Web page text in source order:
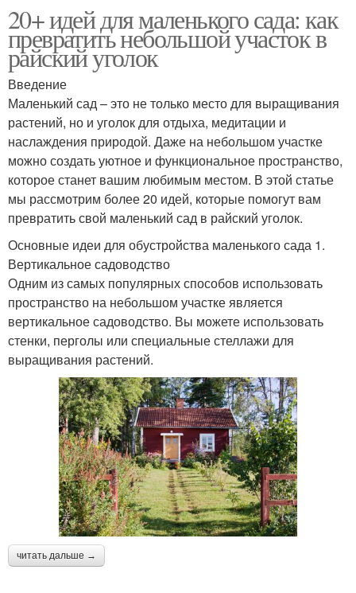
20+ идей для маленького сада: как
превратить небольшой участок в
райский уголок
Введение
Маленький сад – это не только место для выращивания
растений, но и уголок для отдыха, медитации и
наслаждения природой. Даже на небольшом участке
можно создать уютное и функциональное пространство,
которое станет вашим любимым местом. В этой статье
мы рассмотрим более 20 идей, которые помогут вам
превратить свой маленький сад в райский уголок.
Основные идеи для обустройства маленького сада 1.
Вертикальное садоводство
Одним из самых популярных способов использовать
пространство на небольшом участке является
вертикальное садоводство. Вы можете использовать
стенки, перголы или специальные стеллажи для
выращивания растений.
читать дальше →